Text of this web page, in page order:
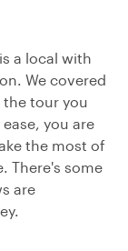
a local with
We covered
the tour you
you are
the most of
There's some
are